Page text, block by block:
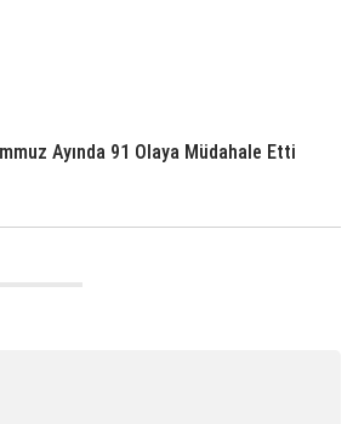
Ayında 91 Olaya Müdahale Etti